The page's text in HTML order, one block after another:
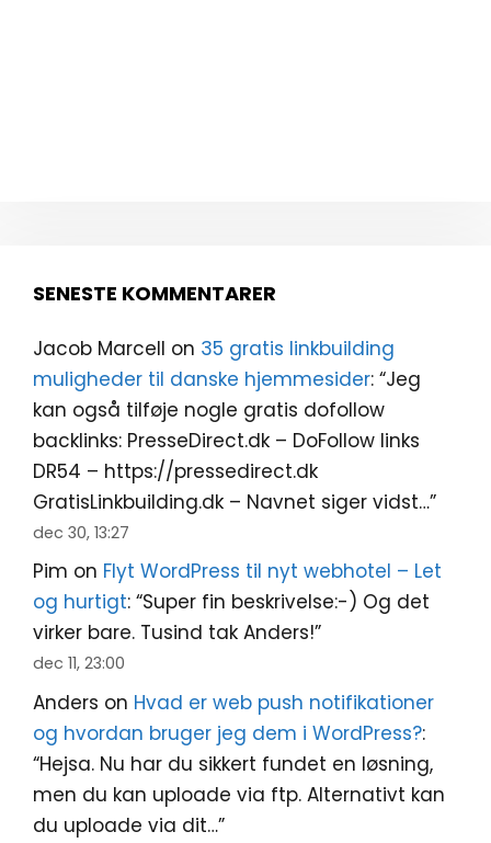
SENESTE KOMMENTARER
Jacob Marcell on 35 gratis linkbuilding
muligheder til danske hjemmesider: “Jeg
kan også tilføje nogle gratis dofollow
backlinks: PresseDirect.dk – DoFollow links
DR54 – https://pressedirect.dk
GratisLinkbuilding.dk – Navnet siger vidst…”
dec 30, 13:27
Pim on Flyt WordPress til nyt webhotel – Let
og hurtigt: “Super fin beskrivelse:-) Og det
virker bare. Tusind tak Anders!”
dec 11, 23:00
Anders on Hvad er web push notifikationer
og hvordan bruger jeg dem i WordPress?:
“Hejsa. Nu har du sikkert fundet en løsning,
men du kan uploade via ftp. Alternativt kan
du uploade via dit…”